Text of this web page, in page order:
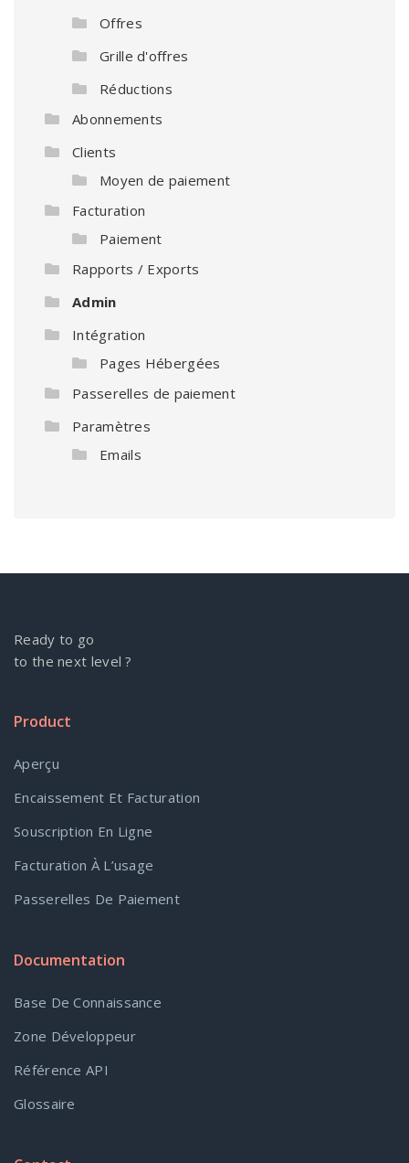
Offres
Grille d'offres
Réductions
Abonnements
Clients
Moyen de paiement
Facturation
Paiement
Rapports / Exports
Admin
Intégration
Pages Hébergées
Passerelles de paiement
Paramètres
Emails
Ready to go
to the next level ?
Product
Aperçu
Encaissement Et Facturation
Souscription En Ligne
Facturation À L’usage
Passerelles De Paiement
Documentation
Base De Connaissance
Zone Développeur
Référence API
Glossaire